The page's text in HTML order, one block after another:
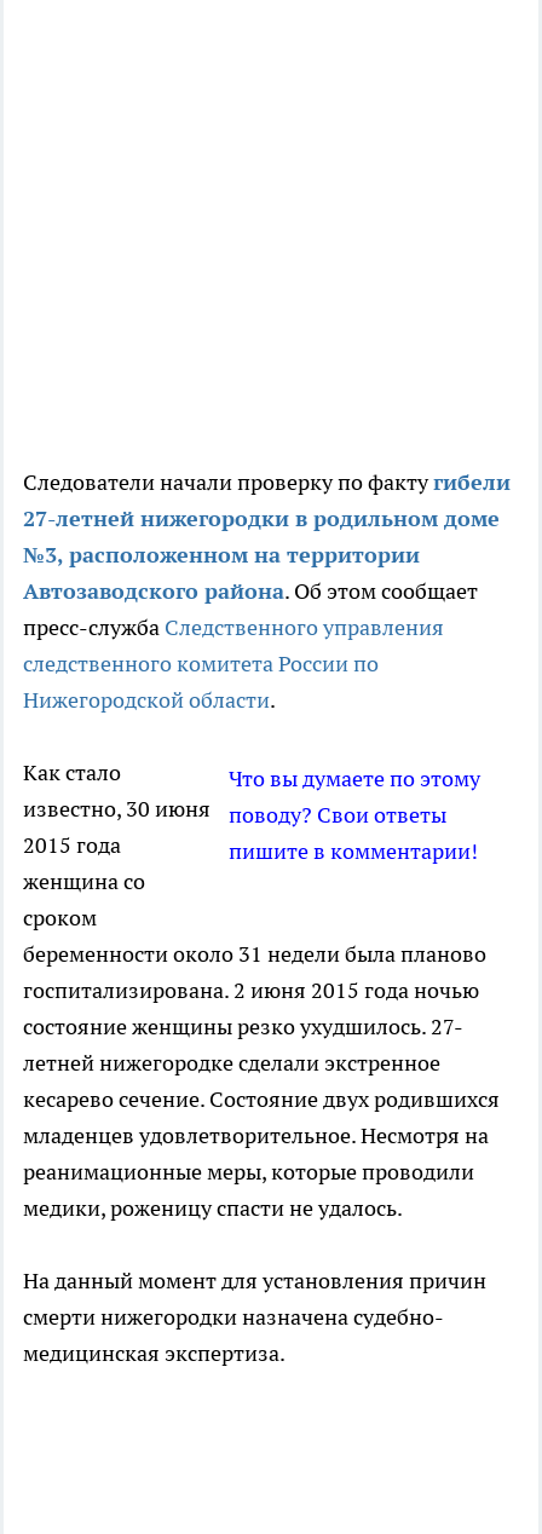
Следователи начали проверку по фактугибели
27-летней нижегородки в родильном доме
№3, расположенном на территории
Автозаводского района. Об этом сообщает
пресс-служба Следственного управления
следственного комитета России по
Нижегородской области.
Что вы думаете по этому
поводу? Свои ответы
пишите в комментарии!
Как стало
известно, 30 июня
2015 года
женщина со
сроком
беременности около 31 недели была планово
госпитализирована. 2 июня 2015 года ночью
состояние женщины резко ухудшилось. 27-
летней нижегородке сделали экстренное
кесарево сечение. Состояние двух родившихся
младенцев удовлетворительное. Несмотря на
реанимационные меры, которые проводили
медики, роженицу спасти не удалось.
На данный момент для установления причин
смерти нижегородки назначена судебно-
медицинская экспертиза.